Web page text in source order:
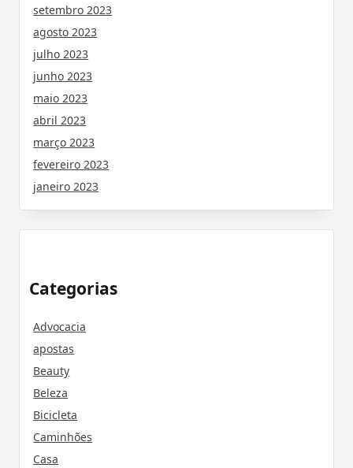
setembro 2023
agosto 2023
julho 2023
junho 2023
maio 2023
abril 2023
março 2023
fevereiro 2023
janeiro 2023
Categorias
Advocacia
apostas
Beauty
Beleza
Bicicleta
Caminhões
Casa